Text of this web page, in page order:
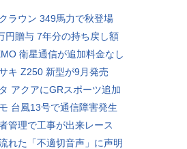
ラウン 349馬力で秋登場
円贈与 7年分の持ち戻し額
衛星通信が追加料金なし
キ Z250 新型が9月発売
アクアにGRスポーツ追加
台風13号で通信障害発生
管理で工事が出来レース
れた「不適切音声」に声明